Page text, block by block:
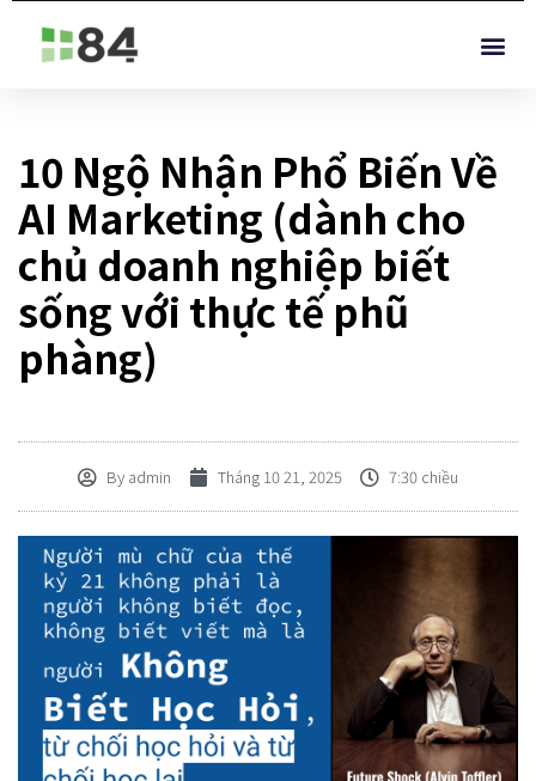
10 Ngộ Nhận Phổ Biến Về
AI Marketing (dành cho
chủ doanh nghiệp biết
sống với thực tế phũ
phàng)
By admin Tháng 10 21, 2025 7:30 chiều